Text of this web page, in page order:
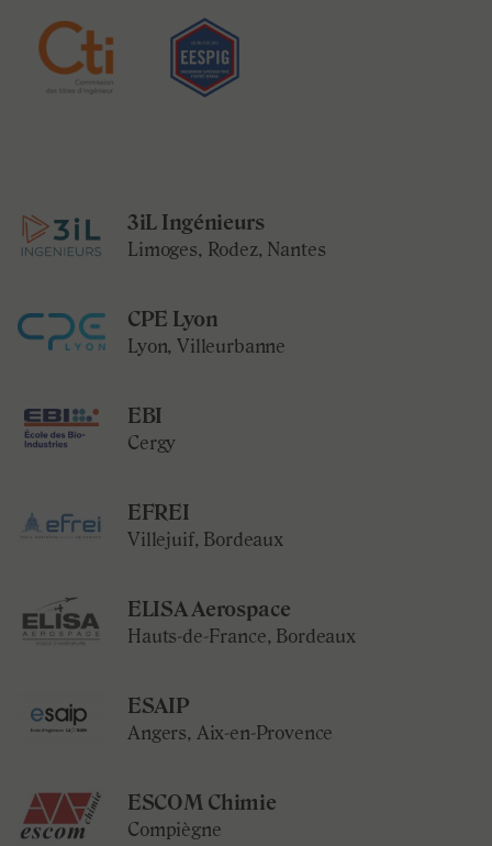
3iL Ingénieurs
Limoges, Rodez, Nantes
CPE Lyon
Lyon, Villeurbanne
EBI
Cergy
EFREI
Villejuif, Bordeaux
ELISA Aerospace
Hauts-de-France, Bordeaux
ESAIP
Angers, Aix-en-Provence
ESCOM Chimie
Compiègne